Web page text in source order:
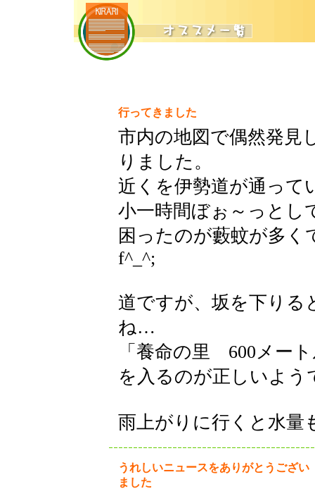
行ってきました
市内の地図で偶然発見
りました。
近くを伊勢道が通って
小一時間ぼぉ～っとし
困ったのが藪蚊が多
f^_^;
道ですが、坂を下りる
ね…
「養命の里 600メー
を入るのが正しいよう
雨上がりに行くと水量
うれしいニュースをありがとうござい
ました